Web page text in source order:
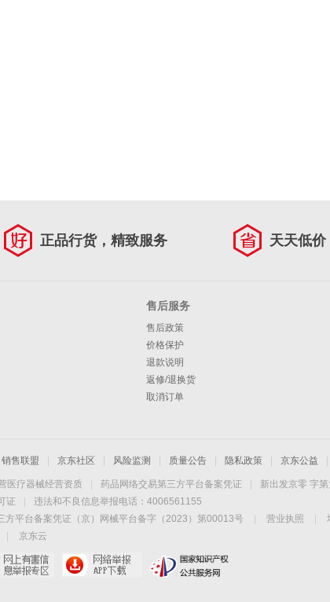
正品行货，精致服务 天天低
售后服务
售后政策
价格保护
退款说明
返修/退换货
取消订单
销售联盟 京东社区 风险监测 质量公告 隐私政策 京东公益
医疗器械经营资质 药品网络交易第三方平台备案凭证
新出发京零 字
证
违法和不良信息举报电话：4006561155
方平台备案凭证（京）网械平台备字（2023）第00013号 营业执照
京东云